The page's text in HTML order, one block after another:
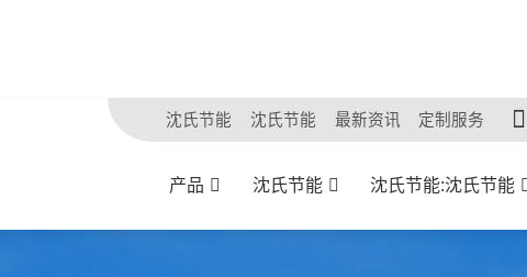
沈氏节能 沈氏节能 最新资讯 定制服务
产品 沈氏节能 沈氏节能:沈氏节能